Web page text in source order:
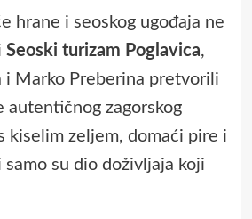
hrane i seoskog ugođaja ne
Seoski turizam Poglavica,
i Marko Preberina pretvorili
autentičnog zagorskog
kiselim zeljem, domaći pire i
su dio doživljaja koji